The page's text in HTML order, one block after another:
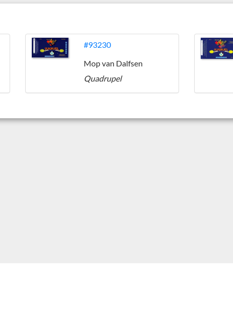
#93230
Mop van Dalfsen
Quadrupel